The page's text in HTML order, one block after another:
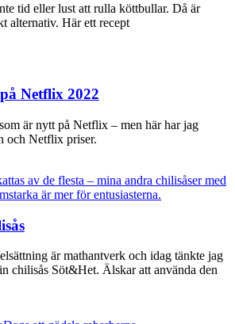
tid eller lust att rulla köttbullar. Då är
alternativ. Här ett recept
Netflix 2022
är nytt på Netflix – men här har jag
och Netflix priser.
är mathantverk och idag tänkte jag
chilisås Söt&Het. Älskar att använda den